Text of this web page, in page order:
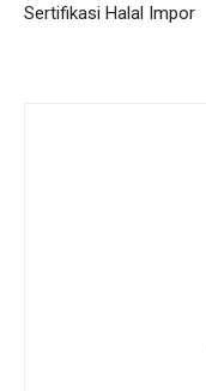
Sertifikasi Halal Impor